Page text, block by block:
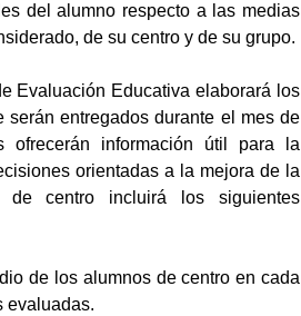
del alumno respecto a las medias
de su centro y de su grupo.
Evaluación Educativa elaborará los
serán entregados durante el mes de
ofrecerán información útil para la
orientadas a la mejora de la
de centro incluirá los siguientes
de los alumnos de centro en cada
evaluadas.